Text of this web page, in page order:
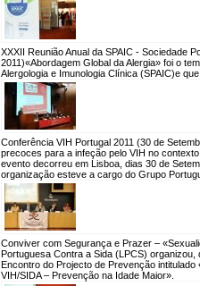
XXXII Reunião Anual da SPAIC - Sociedade
2011)«Abordagem Global da Alergia» foi o
Alergologia e Imunologia Clínica (SPAIC)e
Conferência VIH Portugal 2011 (30 de
precoces para a infeção pelo VIH no
evento decorreu em Lisboa, dias 30 de
organização esteve a cargo do Grupo
Conviver com Segurança e Prazer –
Portuguesa Contra a Sida (LPCS) organizou,
Encontro do Projecto de Prevenção
VIH/SIDA – Prevenção na Idade Maior».